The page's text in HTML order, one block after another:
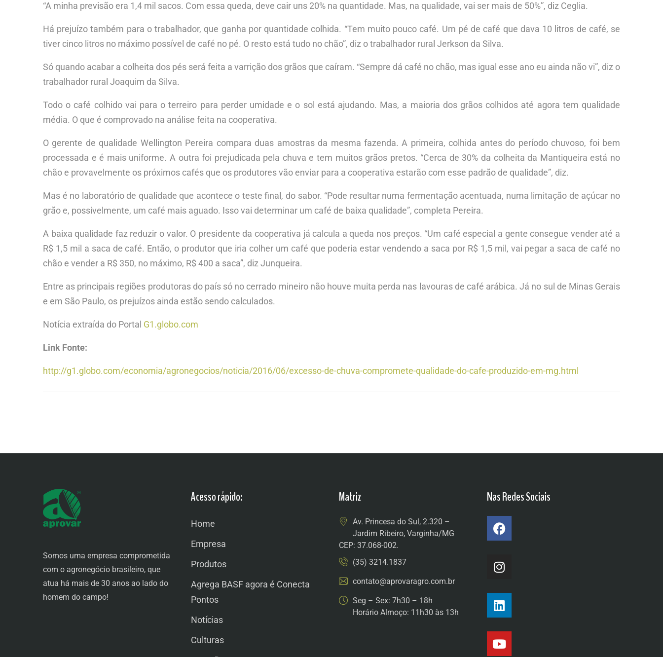
“A minha previsão era 1,4 mil sacos. Com essa queda, deve cair uns 20% na quantidade. Mas, na qualidade, vai ser mais de 50%”, diz Ceglia.
Há prejuízo também para o trabalhador, que ganha por quantidade colhida. “Tem muito pouco café. Um pé de café que dava 10 litros de café, se
tiver cinco litros no máximo possível de café no pé. O resto está tudo no chão”, diz o trabalhador rural Jerkson da Silva.
Só quando acabar a colheita dos pés será feita a varrição dos grãos que caíram. “Sempre dá café no chão, mas igual esse ano eu ainda não vi”, diz o
trabalhador rural Joaquim da Silva.
Todo o café colhido vai para o terreiro para perder umidade e o sol está ajudando. Mas, a maioria dos grãos colhidos até agora tem qualidade
média. O que é comprovado na análise feita na cooperativa.
O gerente de qualidade Wellington Pereira compara duas amostras da mesma fazenda. A primeira, colhida antes do período chuvoso, foi bem
processada e é mais uniforme. A outra foi prejudicada pela chuva e tem muitos grãos pretos. “Cerca de 30% da colheita da Mantiqueira está no
chão e provavelmente os próximos cafés que os produtores vão enviar para a cooperativa estarão com esse padrão de qualidade”, diz.
Mas é no laboratório de qualidade que acontece o teste final, do sabor. “Pode resultar numa fermentação acentuada, numa limitação de açúcar no
grão e, possivelmente, um café mais aguado. Isso vai determinar um café de baixa qualidade”, completa Pereira.
A baixa qualidade faz reduzir o valor. O presidente da cooperativa já calcula a queda nos preços. “Um café especial a gente consegue vender até a
R$ 1,5 mil a saca de café. Então, o produtor que iria colher um café que poderia estar vendendo a saca por R$ 1,5 mil, vai pegar a saca de café no
chão e vender a R$ 350, no máximo, R$ 400 a saca”, diz Junqueira.
Entre as principais regiões produtoras do país só no cerrado mineiro não houve muita perda nas lavouras de café arábica. Já no sul de Minas Gerais
e em São Paulo, os prejuízos ainda estão sendo calculados.
Notícia extraída do Portal G1.globo.com
Link Fonte:
http://g1.globo.com/economia/agronegocios/noticia/2016/06/excesso-de-chuva-compromete-qualidade-do-cafe-produzido-em-mg.html
Somos uma empresa comprometida
com o agronegócio brasileiro, que
atua há mais de 30 anos ao lado do
homem do campo!
Acesso rápido:
Home
Empresa
Produtos
Agrega BASF agora é Conecta
Pontos
Notícias
Culturas
Matriz
Av. Princesa do Sul, 2.320 –
Jardim Ribeiro, Varginha/MG
CEP: 37.068-002.
(35) 3214.1837
contato@aprovaragro.com.br
Seg – Sex: 7h30 – 18h
Horário Almoço: 11h30 às 13h
Nas Redes Sociais